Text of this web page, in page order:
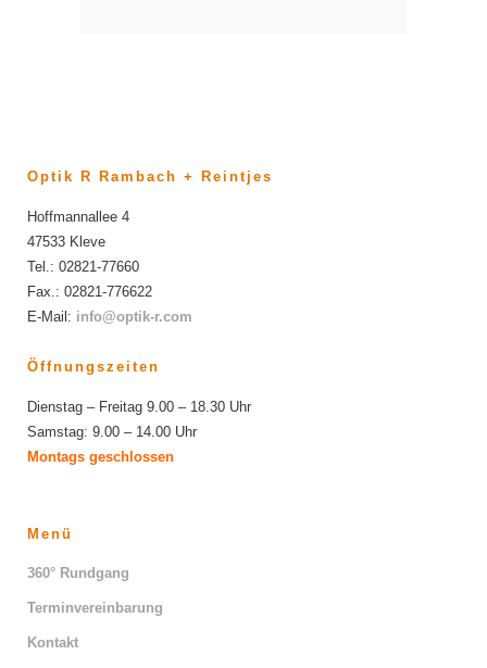
Optik R Rambach + Reintjes
Hoffmannallee 4
47533 Kleve
Tel.: 02821-77660
Fax.: 02821-776622
E-Mail: info@optik-r.com
Öffnungszeiten
Dienstag – Freitag 9.00 – 18.30 Uhr
Samstag: 9.00 – 14.00 Uhr
Montags geschlossen
Menü
360° Rundgang
Terminvereinbarung
Kontakt